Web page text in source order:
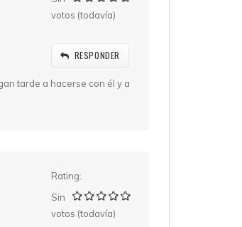
votos (todavía)
RESPONDER
tarde a hacerse con él y a
Rating:
Sin
votos (todavía)